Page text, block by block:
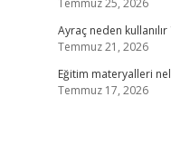
Temmuz 25, 2026
Ayraç neden kullanılır
Temmuz 21, 2026
Eğitim materyalleri
Temmuz 17, 2026